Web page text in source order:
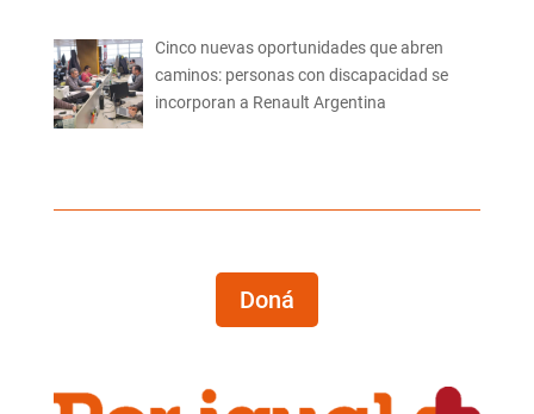
Cinco nuevas oportunidades que abren
caminos: personas con discapacidad se
incorporan a Renault Argentina
Doná